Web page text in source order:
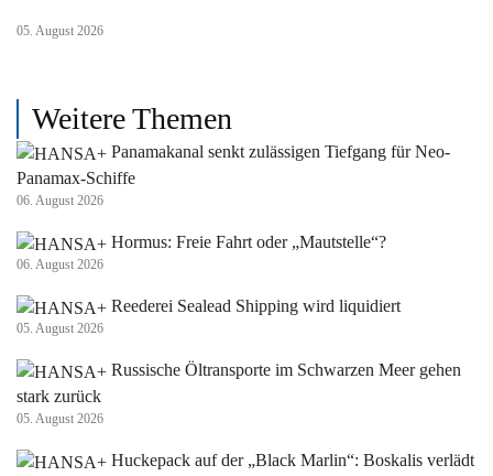
05. August 2026
Weitere Themen
Panamakanal senkt zulässigen Tiefgang für Neo-
Panamax-Schiffe
06. August 2026
Hormus: Freie Fahrt oder „Mautstelle“?
06. August 2026
Reederei Sealead Shipping wird liquidiert
05. August 2026
Russische Öltransporte im Schwarzen Meer gehen
stark zurück
05. August 2026
Huckepack auf der „Black Marlin“: Boskalis verlädt